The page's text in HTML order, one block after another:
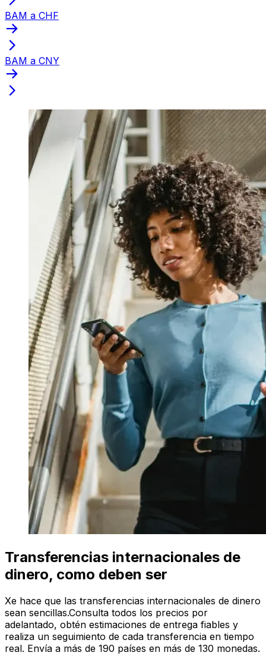
BAM a CHF
BAM a CNY
Transferencias internacionales de
dinero, como deben ser
Xe hace que las transferencias internacionales de dinero
sean sencillas.Consulta todos los precios por
adelantado, obtén estimaciones de entrega fiables y
realiza un seguimiento de cada transferencia en tiempo
real. Envía a más de 190 países en más de 130 monedas.